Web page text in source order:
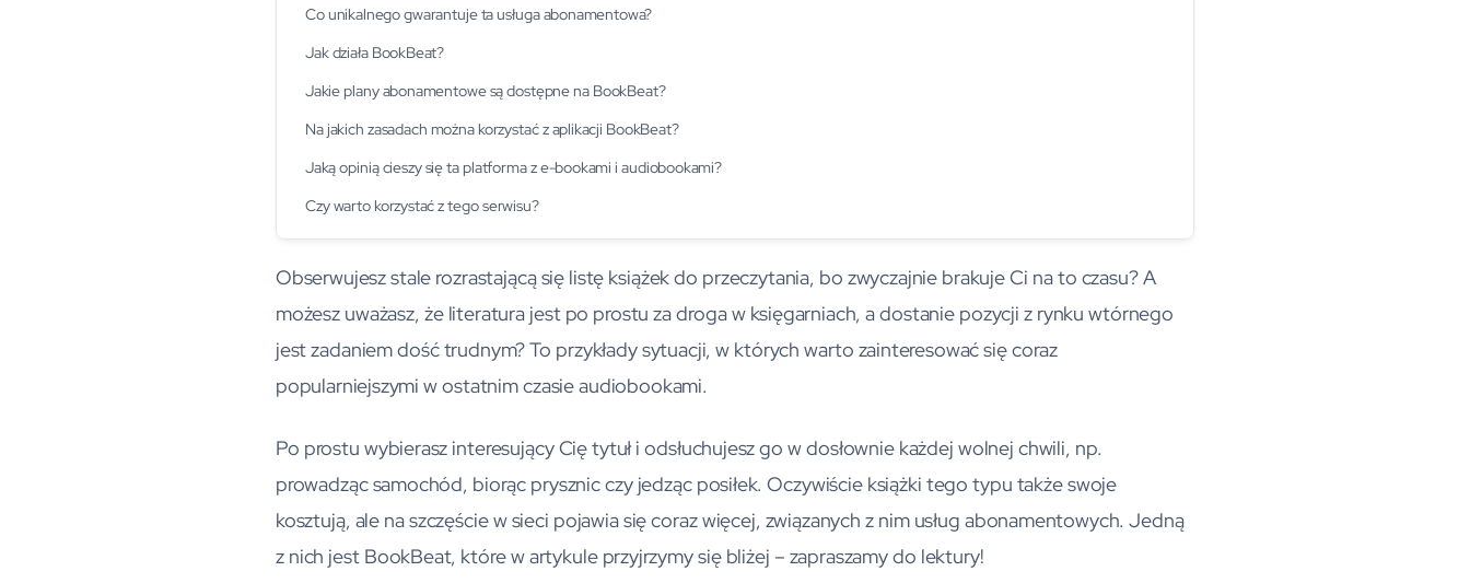
Co unikalnego gwarantuje ta usługa abonamentowa?
Jak działa BookBeat?
Jakie plany abonamentowe są dostępne na BookBeat?
Na jakich zasadach można korzystać z aplikacji BookBeat?
Jaką opinią cieszy się ta platforma z e-bookami i audiobookami?
Czy warto korzystać z tego serwisu?
Obserwujesz stale rozrastającą się listę książek do przeczytania, bo zwyczajnie brakuje Ci na to czasu? A
możesz uważasz, że literatura jest po prostu za droga w księgarniach, a dostanie pozycji z rynku wtórnego
jest zadaniem dość trudnym? To przykłady sytuacji, w których warto zainteresować się coraz
popularniejszymi w ostatnim czasie audiobookami.
Po prostu wybierasz interesujący Cię tytuł i odsłuchujesz go w dosłownie każdej wolnej chwili, np.
prowadząc samochód, biorąc prysznic czy jedząc posiłek. Oczywiście książki tego typu także swoje
kosztują, ale na szczęście w sieci pojawia się coraz więcej, związanych z nim usług abonamentowych. Jedną
z nich jest BookBeat, które w artykule przyjrzymy się bliżej – zapraszamy do lektury!